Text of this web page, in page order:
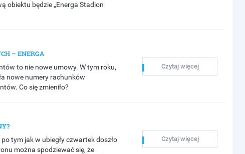
obiektu będzie „Energa Stadion
– ENERGA
to nie nowe umowy. W tym roku,
nowe numery rachunków
Co się zmieniło?
Czytaj więcej
tym jak w ubiegły czwartek doszło
można spodziewać się, że
Czytaj więcej